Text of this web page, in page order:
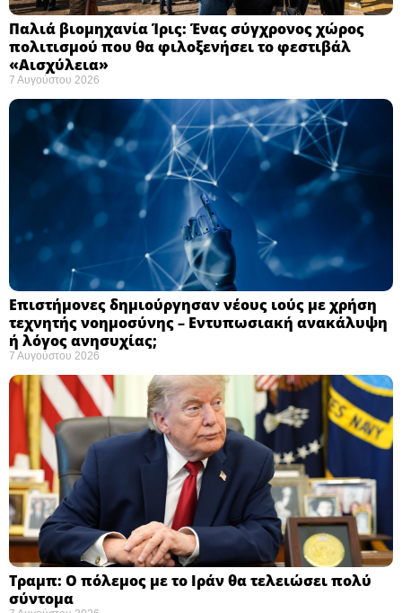
Παλιά βιομηχανία Ίρις: Ένας σύγχρονος χώρος
πολιτισμού που θα φιλοξενήσει το φεστιβάλ
«Αισχύλεια» ​
7 Αυγούστου 2026
Επιστήμονες δημιούργησαν νέους ιούς με χρήση
τεχνητής νοημοσύνης – Εντυπωσιακή ανακάλυψη
ή λόγος ανησυχίας; ​
7 Αυγούστου 2026
Τραμπ: Ο πόλεμος με το Ιράν θα τελειώσει πολύ
σύντομα ​